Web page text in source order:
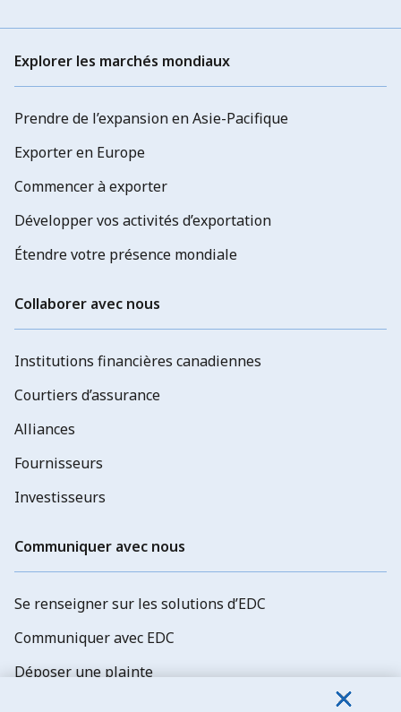
Explorer les marchés mondiaux
Prendre de l’expansion en Asie-Pacifique
Exporter en Europe
Commencer à exporter
Développer vos activités d’exportation
Étendre votre présence mondiale
Collaborer avec nous
Institutions financières canadiennes
Courtiers d’assurance
Alliances
Fournisseurs
Investisseurs
Communiquer avec nous
Se renseigner sur les solutions d’EDC
Communiquer avec EDC
Déposer une plainte